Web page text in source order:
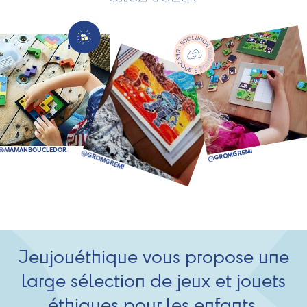
Jeujouéthique vous propose une
large sélection de jeux et jouets